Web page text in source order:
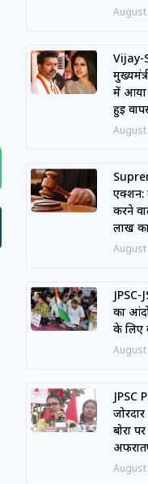
August
Vijay-
में आया
हुई
August
एक्शन:
करने
लाख का
August
JPSC-
का
के लिए
August
JPSC
बोरा
August